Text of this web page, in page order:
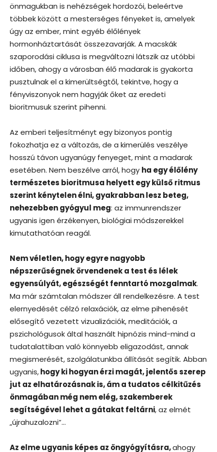
önmagukban is nehézségek hordozói, beleértve
többek között a mesterséges fényeket is, amelyek
úgy az ember, mint egyéb élőlények
hormonháztartását összezavarják. A macskák
szaporodási ciklusa is megváltozni látszik az utóbbi
időben, ahogy a városban élő madarak is gyakorta
pusztulnak el a kimerültségtől, tekintve, hogy a
fényviszonyok nem hagyják őket az eredeti
bioritmusuk szerint pihenni.
Az emberi teljesítményt egy bizonyos pontig
fokozhatja ez a változás, de a kimerülés veszélye
hosszú távon ugyanúgy fenyeget, mint a madarak
esetében. Nem beszélve arról, hogy ha egy élőlény
természetes bioritmusa helyett egy külső ritmus
szerint kénytelen élni, gyakrabban lesz beteg,
nehezebben gyógyul meg: az immunrendszer
ugyanis igen érzékenyen, biológiai módszerekkel
kimutathatóan reagál.
Nem véletlen, hogy egyre nagyobb
népszerűségnek örvendenek a test és lélek
egyensúlyát, egészségét fenntartó mozgalmak.
Ma már számtalan módszer áll rendelkezésre. A test
elernyedését célzó relaxációk, az elme pihenését
elősegítő vezetett vizualizációk, meditációk, a
pszichológusok által használt hipnózis mind-mind a
tudatalattiban való könnyebb eligazodást, annak
megismerését, szolgálatunkba állítását segítik. Abban
ugyanis,hogy ki hogyan érzi magát, jelentős szerep
jut az elhatározásnak is, ám a tudatos célkitűzés
önmagában még nem elég, szakemberek
segítségével lehet a gátakat feltárni, az elmét
„újrahuzalozni”…
Az elme ugyanis képes az öngyógyításra,ahogy